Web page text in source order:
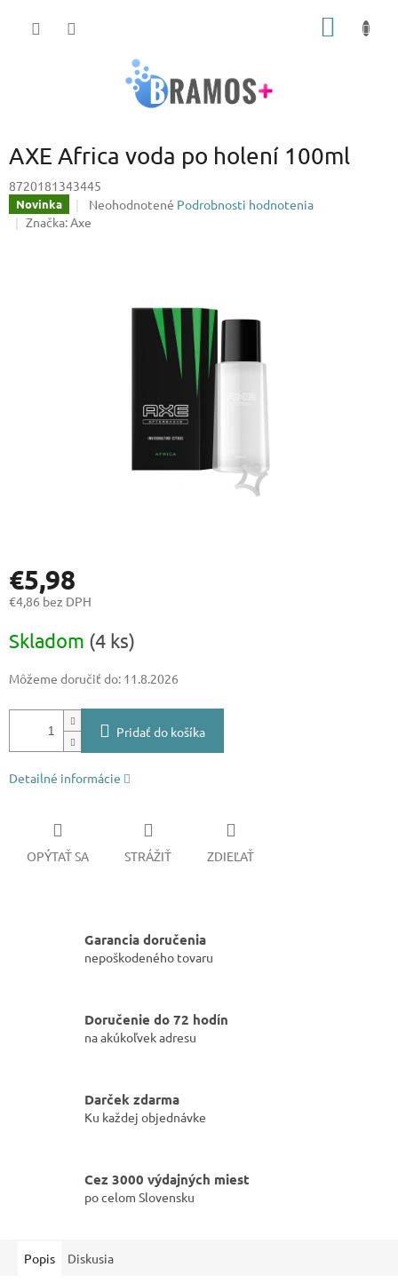
AXE Africa voda po holení 100ml
8720181343445
Novinka
Priemerné
hodnotenie
Neohodnotené Podrobnosti hodnotenia
Značka:Axe
€5,98
€4,86 bez DPH
cena:
Skladom (4 ks)
Môžeme doručiť do: 11.8.2026
Pridať do košíka
Detailné informácie
OPÝTAŤ SA STRÁŽIŤ ZDIEĽAŤ
Garancia doručenia
nepoškodeného tovaru
Doručenie do 72 hodín
na akúkoľvek adresu
Darček zdarma
Ku každej objednávke
Cez 3000 výdajných miest
po celom Slovensku
Popis Diskusia